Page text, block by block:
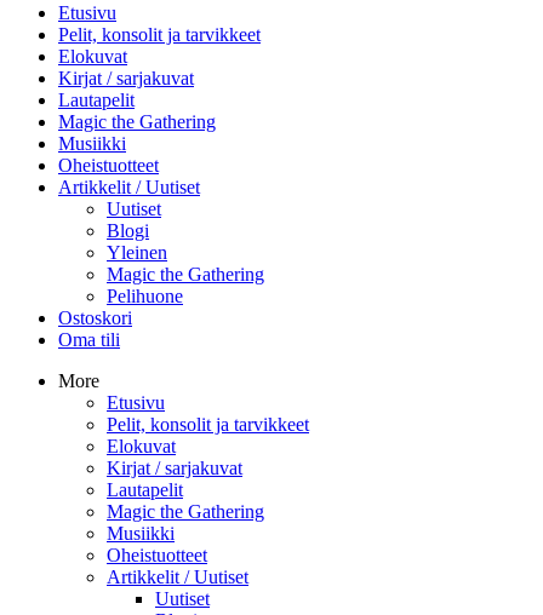
Etusivu
Pelit, konsolit ja tarvikkeet
Elokuvat
Kirjat / sarjakuvat
Lautapelit
Magic the Gathering
Musiikki
Oheistuotteet
Artikkelit / Uutiset
Uutiset
Blogi
Yleinen
Magic the Gathering
Pelihuone
Ostoskori
Oma tili
More
Etusivu
Pelit, konsolit ja tarvikkeet
Elokuvat
Kirjat / sarjakuvat
Lautapelit
Magic the Gathering
Musiikki
Oheistuotteet
Artikkelit / Uutiset
Uutiset